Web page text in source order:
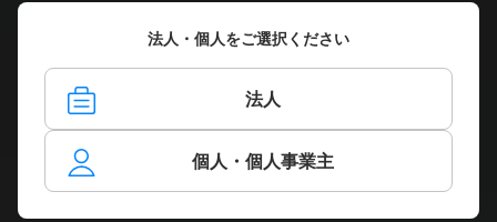
法人・個人をご選択ください
法人
個人・個人事業主